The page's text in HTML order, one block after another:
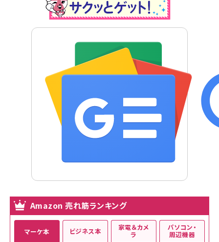
Amazon 売れ筋ランキング
マーケ本 ビジネス本 家電＆カメ
ラ
パソコン・
周辺機器